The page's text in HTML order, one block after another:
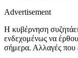
Advertisement
Η κυβέρνηση
ενδεχομένως να
σήμερα. Αλλαγές που